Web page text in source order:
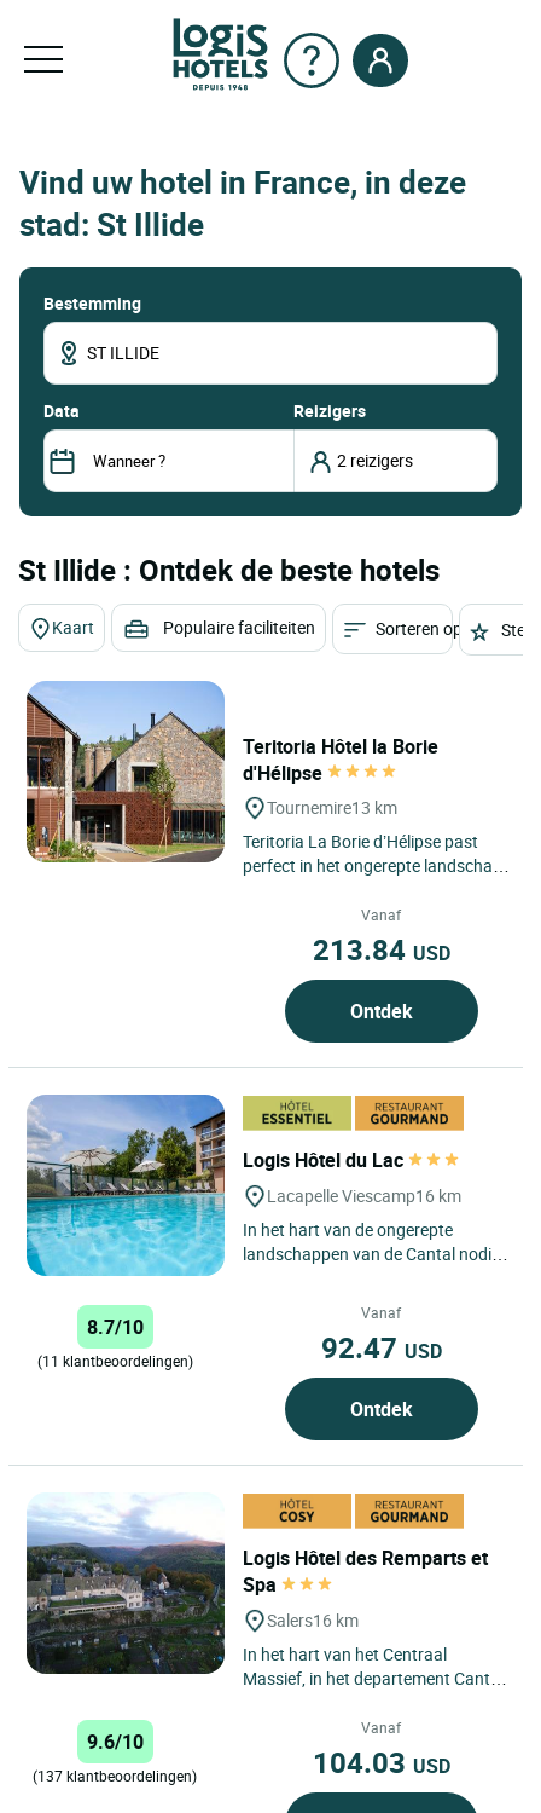
Vind uw hotel in France, in deze
stad: St Illide
Bestemming
data Reizigers
St Illide : Ontdek de beste hotels
Kaart Populaire faciliteiten Sorteren op
Teritoria Hôtel la Borie
d'Hélipse
Tournemire13 km
Teritoria La Borie d’Hélipse past
perfect in het ongerepte landschap
Vanaf
213.84 USD
Ontdek
Logis Hôtel du Lac
Lacapelle Viescamp16 km
In het hart van de ongerepte
landschappen van de Cantal nodigt
om een warme en authentieke...
8.7/10
(11 klantbeoordelingen)
Vanaf
92.47 USD
Ontdek
Logis Hôtel des Remparts et
Spa
Salers16 km
In het hart van het Centraal
Massief, in het departement Cantal,
etablissement waar de familie...
9.6/10
(137 klantbeoordelingen)
Vanaf
104.03 USD